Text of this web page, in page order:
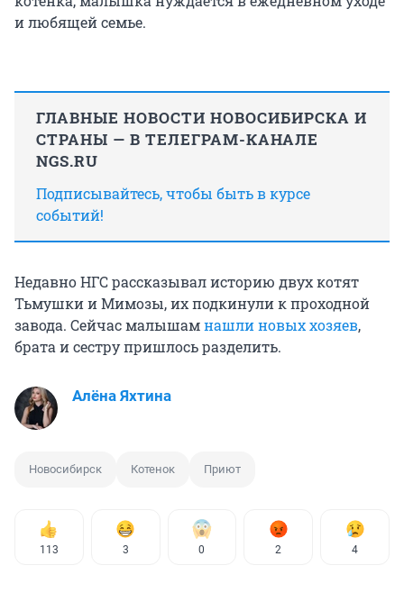
и любящей семье.
ГЛАВНЫЕ НОВОСТИ НОВОСИБИРСКА И
СТРАНЫ — В ТЕЛЕГРАМ-КАНАЛЕ
NGS.RU
Подписывайтесь, чтобы быть в курсе
событий!
Недавно НГС рассказывал историю двух котят
Тьмушки и Мимозы, их подкинули к проходной
завода. Сейчас малышамнашли новых хозяев,
брата и сестру пришлось разделить.
Алёна Яхтина
Новосибирск Котенок Приют
113 3 0 2 4